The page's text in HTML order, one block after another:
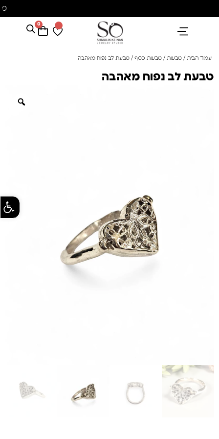
0
עמוד הבית / טבעות / טבעות כסף / טבעת לב נפוח מאהבה
טבעת לב נפוח מאהבה
פתח